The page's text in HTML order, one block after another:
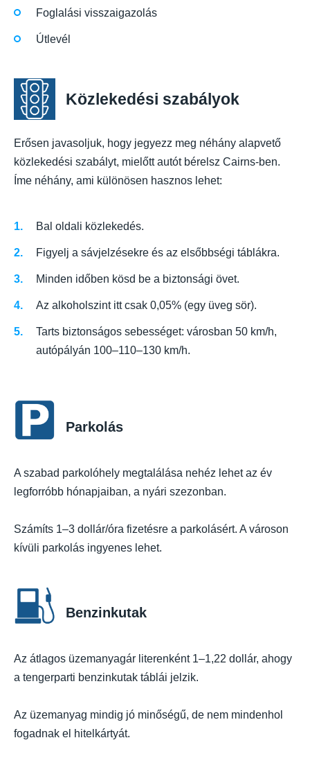
Foglalási visszaigazolás
Útlevél
Közlekedési szabályok
Erősen javasoljuk, hogy jegyezz meg néhány alapvető
közlekedési szabályt, mielőtt autót bérelsz Cairns-ben.
Íme néhány, ami különösen hasznos lehet:
Bal oldali közlekedés.
Figyelj a sávjelzésekre és az elsőbbségi táblákra.
Minden időben kösd be a biztonsági övet.
Az alkoholszint itt csak 0,05% (egy üveg sör).
Tarts biztonságos sebességet: városban 50 km/h,
autópályán 100–110–130 km/h.
Parkolás
A szabad parkolóhely megtalálása nehéz lehet az év
legforróbb hónapjaiban, a nyári szezonban.
Számíts 1–3 dollár/óra fizetésre a parkolásért. A városon
kívüli parkolás ingyenes lehet.
Benzinkutak
Az átlagos üzemanyagár literenként 1–1,22 dollár, ahogy
a tengerparti benzinkutak táblái jelzik.
Az üzemanyag mindig jó minőségű, de nem mindenhol
fogadnak el hitelkártyát.